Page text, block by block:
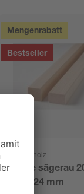
Mengenrabatt
Bestseller
binderholz
Latte sägerau
48 x 24 mm